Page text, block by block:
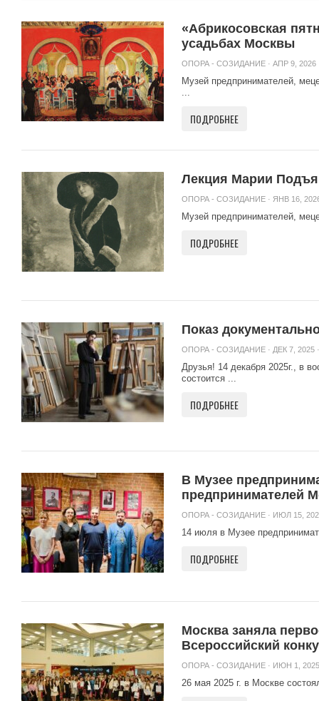
«Абрикосовская
усадьбах Москвы
ОПОРА - СОЗИДАНИЕ · АПР 9, 2026
Музей предпринимателей,
...
ПОДРОБНЕЕ
Лекция Марии
ОПОРА - СОЗИДАНИЕ · ЯНВ 16,
Музей предпринимателей,
ПОДРОБНЕЕ
Показ
ОПОРА - СОЗИДАНИЕ · ДЕК 7, 2025 ·
Друзья! 14 декабря 2025г., в
состоится ...
ПОДРОБНЕЕ
В Музее
предпринимателей
ОПОРА - СОЗИДАНИЕ · ИЮЛ 15,
14 июля в Музее
ПОДРОБНЕЕ
Москва заняла
Всероссийский
ОПОРА - СОЗИДАНИЕ · ИЮН 1,
26 мая 2025 г. в Москве